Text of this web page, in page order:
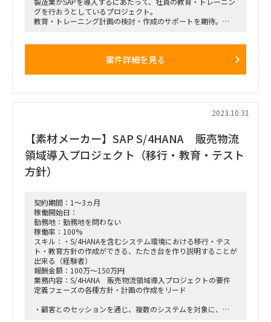
グを行おうとしているプロジェクト。
教育・トレーニング計画の検討・作成のサポートを期待。
案件詳細を見る
2023.10.31
【素材メーカー】SAP S/4HANA 販売物流
領域導入プロジェクト（移行・教育・テスト
方針）
契約期間：1～3ヵ月
稼働開始日：
勤務地：勤務地を問わない
稼働率：100%
スキル：・S/4HANAを含むシステム環境における移行・テス
ト・教育方針の作成ができる、たたき台を作り説明することが
出来る（経験者）
報酬金額：100万～150万円
業務内容：S/4HANA 販売物流領域導入プロジェクトの要件
定義フェーズの各種方針・計画の作成をリード
・顧客とのセッションを通じ、複数のシステムを対象に、